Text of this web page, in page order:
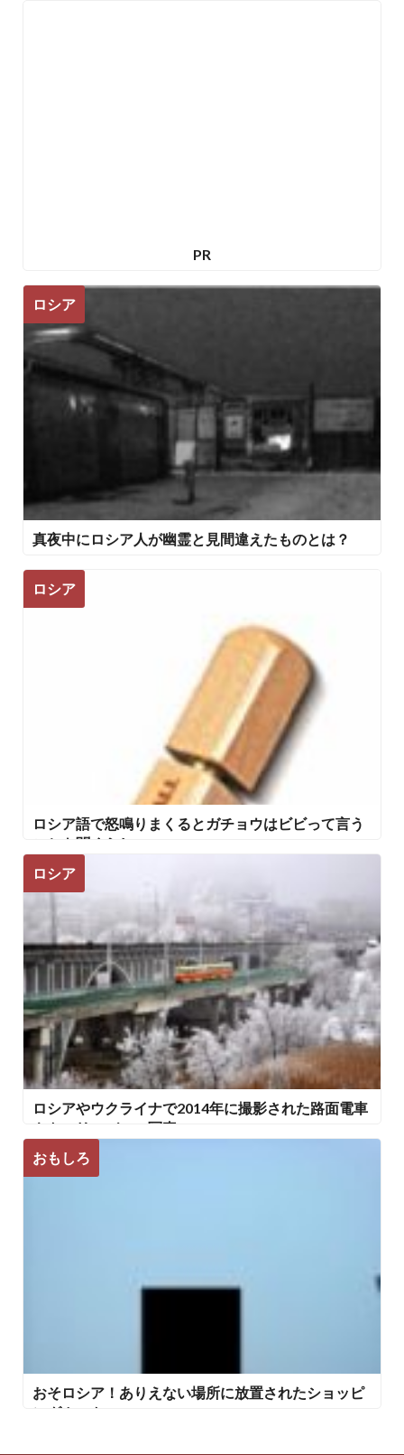
PR
ロシア
真夜中にロシア人が幽霊と見間違えたものとは？
ロシア
ロシア語で怒鳴りまくるとガチョウはビビって言う
ことを聞くらしい
ロシア
ロシアやウクライナで2014年に撮影された路面電車
やトロリーバスの写真
おもしろ
おそロシア！ありえない場所に放置されたショッピ
ングカート